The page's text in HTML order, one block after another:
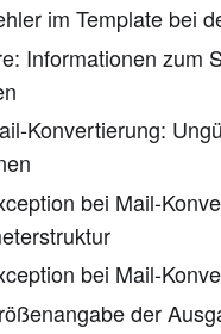
im Template bei
Informationen zum
Konvertierung:
bei Mail-
bei Mail-
der